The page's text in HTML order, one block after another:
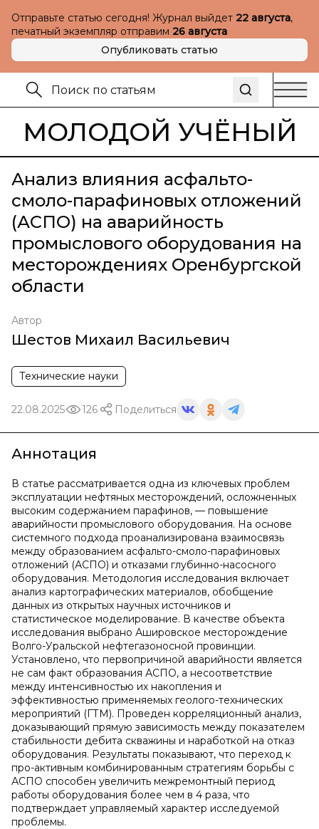
Отправьте статью сегодня! Журнал выйдет 22 августа,
печатный экземпляр отправим 26 августа
Опубликовать статью
МОЛОДОЙ УЧЁНЫЙ
Анализ влияния асфальто-
смоло-парафиновых отложений
(АСПО) на аварийность
промыслового оборудования на
месторождениях Оренбургской
области
Автор
Шестов Михаил Васильевич
Технические науки
22.08.2025 126 Поделиться
Аннотация
В статье рассматривается одна из ключевых проблем
эксплуатации нефтяных месторождений, осложненных
высоким содержанием парафинов, — повышение
аварийности промыслового оборудования. На основе
системного подхода проанализирована взаимосвязь
между образованием асфальто-смоло-парафиновых
отложений (АСПО) и отказами глубинно-насосного
оборудования. Методология исследования включает
анализ картографических материалов, обобщение
данных из открытых научных источников и
статистическое моделирование. В качестве объекта
исследования выбрано Ашировское месторождение
Волго-Уральской нефтегазоносной провинции.
Установлено, что первопричиной аварийности является
не сам факт образования АСПО, а несоответствие
между интенсивностью их накопления и
эффективностью применяемых геолого-технических
мероприятий (ГТМ). Проведен корреляционный анализ,
доказывающий прямую зависимость между показателем
стабильности дебита скважины и наработкой на отказ
оборудования. Результаты показывают, что переход к
про-активным комбинированным стратегиям борьбы с
АСПО способен увеличить межремонтный период
работы оборудования более чем в 4 раза, что
подтверждает управляемый характер исследуемой
проблемы.